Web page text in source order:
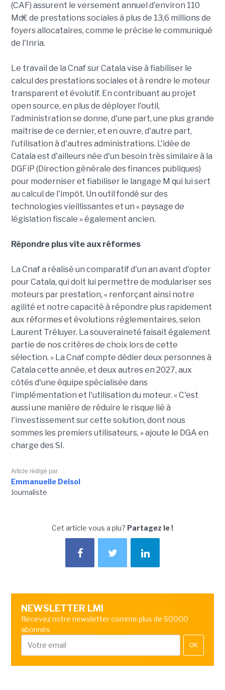
(CAF) assurent le versement annuel d'environ 110
Md€ de prestations sociales à plus de 13,6 millions de
foyers allocataires, comme le précise le communiqué
de l'Inria.
Le travail de la Cnaf sur Catala vise à fiabiliser le
calcul des prestations sociales et à rendre le moteur
transparent et évolutif. En contribuant au projet
open source, en plus de déployer l'outil,
l'administration se donne, d'une part, une plus grande
maîtrise de ce dernier, et en ouvre, d'autre part,
l'utilisation à d'autres administrations. L'idée de
Catala est d'ailleurs née d'un besoin très similaire à la
DGFiP (Direction générale des finances publiques)
pour moderniser et fiabiliser le langage M qui lui sert
au calcul de l'impôt. Un outil fondé sur des
technologies vieillissantes et un « paysage de
législation fiscale » également ancien.
Répondre plus vite aux réformes
La Cnaf a réalisé un comparatif d'un an avant d'opter
pour Catala, qui doit lui permettre de modulariser ses
moteurs par prestation, « renforçant ainsi notre
agilité et notre capacité à répondre plus rapidement
aux réformes et évolutions réglementaires, selon
Laurent Tréluyer. La souveraineté faisait également
partie de nos critères de choix lors de cette
sélection. » La Cnaf compte dédier deux personnes à
Catala cette année, et deux autres en 2027, aux
côtés d'une équipe spécialisée dans
l'implémentation et l'utilisation du moteur. « C'est
aussi une manière de réduire le risque lié à
l'investissement sur cette solution, dont nous
sommes les premiers utilisateurs, » ajoute le DGA en
charge des SI.
Article rédigé par
Emmanuelle Delsol
Journaliste
Cet article vous a plu? Partagez le !
NEWSLETTER LMI
Recevez notre newsletter comme plus de 50000
abonnés
OK